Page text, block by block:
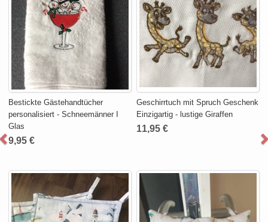
Bestickte Gästehandtücher
personalisiert - Schneemänner I
Glas
9,95 €
Geschirrtuch mit Spruch Geschenk
Einzigartig - lustige Giraffen
11,95 €